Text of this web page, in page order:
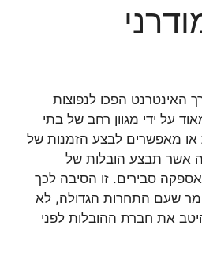
האינטרנט הפכו לנפוצות
על ידי מגוון רחב של בתי
או מאפשרים לבצע הזמנות של
אשר תבצע הובלות של
סבירים. זו הסיבה לכך
שעם התחרות הגדולה, לא
את חברת ההובלות לפני